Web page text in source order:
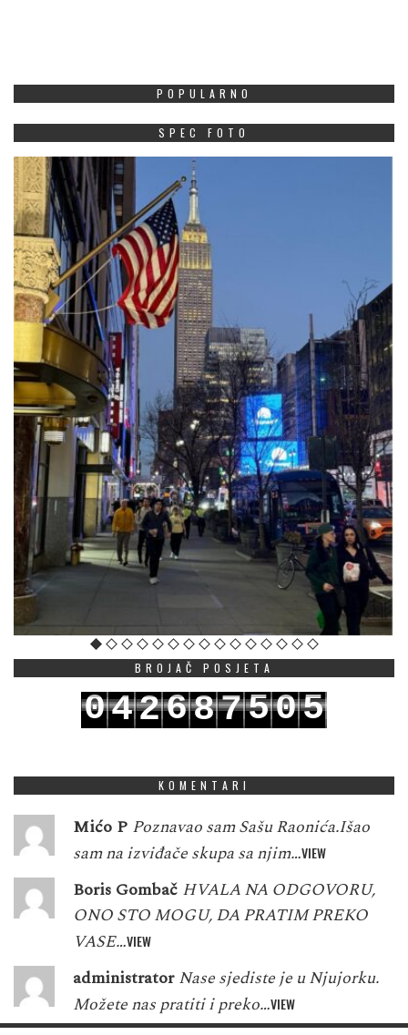
POPULARNO
SPEC FOTO
BROJAČ POSJETA
042687505
KOMENTARI
Mićo P Poznavao sam Sašu Raonića.Išao
sam na izviđače skupa sa njim…VIEW
Boris Gombač HVALA NA ODGOVORU,
ONO STO MOGU, DA PRATIM PREKO
VASE…VIEW
administrator Nase sjediste je u Njujorku.
Možete nas pratiti i preko…VIEW